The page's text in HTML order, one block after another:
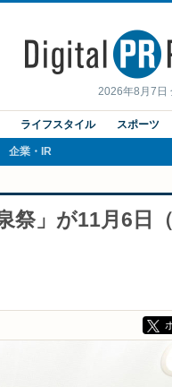
2026年8月7日
ライフスタイル スポーツ
企業・IR
祭」が11月6日